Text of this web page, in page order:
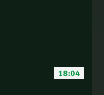
18:04